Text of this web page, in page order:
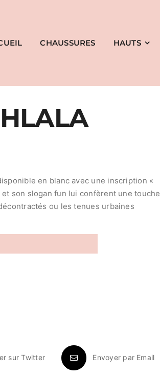
CHAUSSURES HAUTS
en blanc avec une inscription «
son slogan fun lui confèrent une touche
ou les tenues urbaines
sur Twitter Envoyer par Email